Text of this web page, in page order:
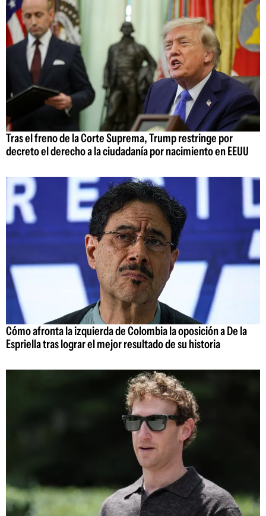
Tras el freno de la Corte Suprema, Trump restringe por
decreto el derecho a la ciudadanía por nacimiento en EEUU
Cómo afronta la izquierda de Colombia la oposición a De la
Espriella tras lograr el mejor resultado de su historia